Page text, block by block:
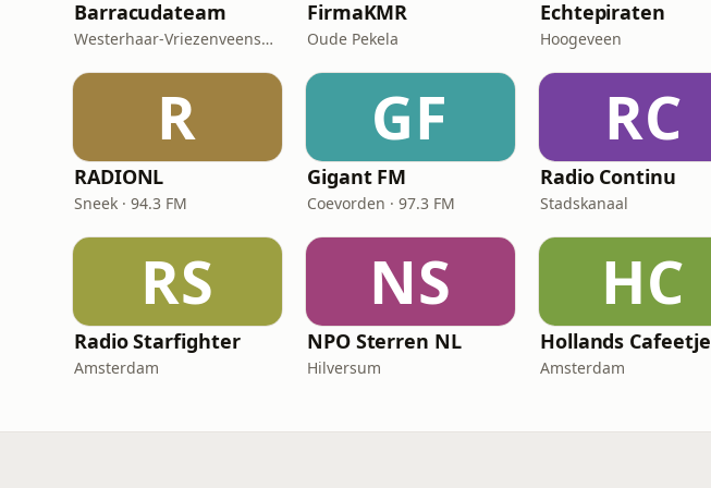
Barracudateam
Westerhaar-Vriezenveensewijk
FirmaKMR
Oude Pekela
Echtepiraten
Hoogeveen
R
RADIONL
Sneek · 94.3 FM
GF
Gigant FM
Coevorden · 97.3 FM
RC
Radio Continu
Stadskanaal
RS
Radio Starfighter
Amsterdam
NS
NPO Sterren NL
Hilversum
HC
Hollands Cafeetje
Amsterdam